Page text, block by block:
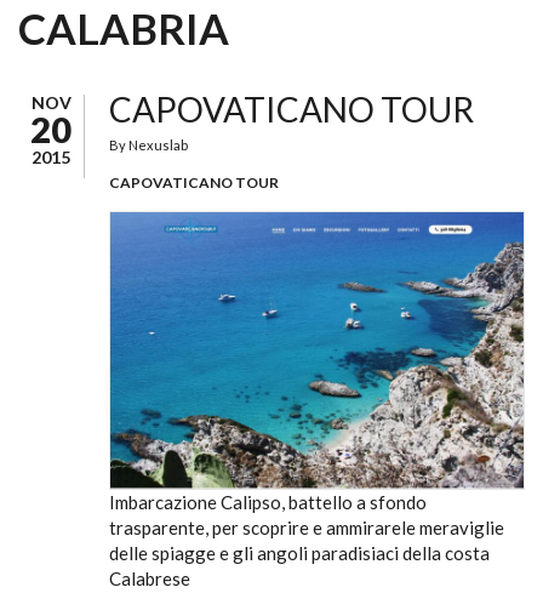
CALABRIA
NOV
20
2015
CAPOVATICANO TOUR
By Nexuslab
CAPOVATICANO TOUR
Imbarcazione Calipso, battello a sfondo
trasparente, per scoprire e ammirarele meraviglie
delle spiagge e gli angoli paradisiaci della costa
Calabrese